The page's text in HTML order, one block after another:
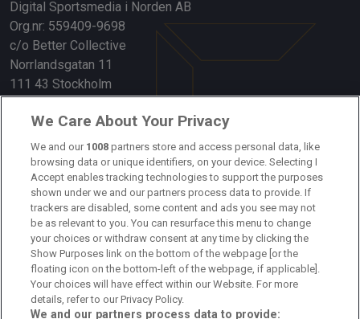
Digital Sportsmedia i Norden AB
Org.nr: 559409-9698
c/o Better Collective
Norrlandsgatan 11
111 43 Stockholm
Länkar
Om oss
Kontakta oss
Kundtjänst
Sponsor: Rekatochklart
Annonsera på Fotbolldirekt
Redaktionell policy
We Care About Your Privacy
We and our 1008 partners store and access personal data, like
browsing data or unique identifiers, on your device. Selecting I
Accept enables tracking technologies to support the purposes
shown under we and our partners process data to provide. If
trackers are disabled, some content and ads you see may not
be as relevant to you. You can resurface this menu to change
your choices or withdraw consent at any time by clicking the
Show Purposes link on the bottom of the webpage [or the
floating icon on the bottom-left of the webpage, if applicable].
Your choices will have effect within our Website. For more
details, refer to our Privacy Policy.
We and our partners process data to provide: